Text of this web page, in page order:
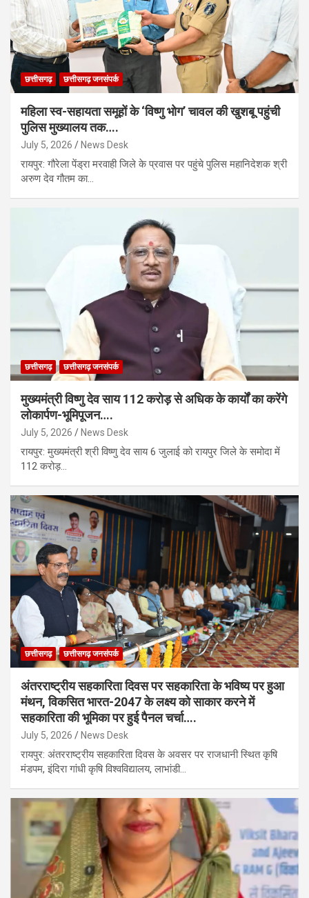
छत्तीसगढ़ छत्तीसगढ़ जनसंपर्क
महिला स्व-सहायता समूहों के ‘विष्णु भोग’ चावल की खुशबू पहुंची
पुलिस मुख्यालय तक….
July 5, 2026 News Desk
रायपुर: गौरेला पेंड्रा मरवाही जिले के प्रवास पर पहुंचे पुलिस महानिदेशक श्री
अरुण देव गौतम का…
छत्तीसगढ़ छत्तीसगढ़ जनसंपर्क
मुख्यमंत्री विष्णु देव साय 112 करोड़ से अधिक के कार्यों का करेंगे
लोकार्पण-भूमिपूजन….
July 5, 2026 News Desk
रायपुर: मुख्यमंत्री श्री विष्णु देव साय 6 जुलाई को रायपुर जिले के समोदा में
112 करोड़…
छत्तीसगढ़ छत्तीसगढ़ जनसंपर्क
अंतरराष्ट्रीय सहकारिता दिवस पर सहकारिता के भविष्य पर हुआ
मंथन, विकसित भारत-2047 के लक्ष्य को साकार करने में
सहकारिता की भूमिका पर हुई पैनल चर्चा….
July 5, 2026 News Desk
रायपुर: अंतरराष्ट्रीय सहकारिता दिवस के अवसर पर राजधानी स्थित कृषि
मंडपम, इंदिरा गांधी कृषि विश्वविद्यालय, लाभांडी…